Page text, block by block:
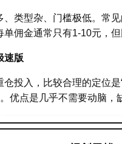
类型杂、门槛极低。常
佣金通常只有1-10元，
速版
投入，比较合理的定位
优点是几乎不需要动脑